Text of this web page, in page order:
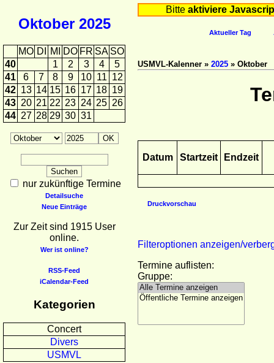
Oktober 2025
MO DI MI DO FR SA SO
40
1 2 3 4
5
41
6 7 8 9 10 11 12
42 13 14 15 16 17 18 19
43 20 21 22 23 24 25 26
44 27 28 29 30 31
nur zukünftige Termine
Detailsuche
Neue Einträge
Zur Zeit sind 1915 User
online.
Wer ist online?
RSS-Feed
iCalendar-Feed
Kategorien
Concert
Divers
USMVL
Bitte aktiviere
Aktueller Tag
USMVL-Kalenner » 2025 » Oktober
Datum Startzeit Endzeit
Druckvorschau
Filteroptionen anzeigen/
Termine auflisten:
Gruppe: